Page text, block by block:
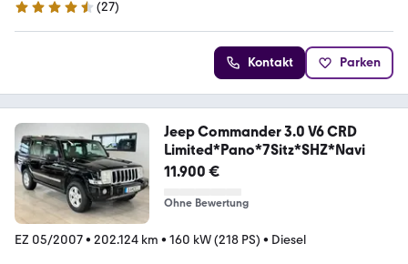
4.6 Sterne
(27)
Kontakt Parken
Jeep Commander 3.0 V6 CRD
Limited*Pano*7Sitz*SHZ*Navi
11.900 €
Ohne Bewertung
EZ 05/2007• 202.124 km • 160 kW (218 PS) • Diesel